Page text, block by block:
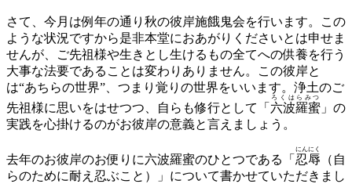
さて、今月は例年の通り秋の彼岸施餓鬼会を行います。この
ような状況ですから是非本堂におあがりくださいとは申せま
せんが、ご先祖様や生きとし生けるもの全てへの供養を行う
大事な法要であることは変わりありません。この彼岸と
は“あちらの世界”、つまり覚りの世界をいいます。浄土のご
先祖様に思いをはせつつ、自らも修行として「 六波羅蜜
ろくはらみつ
」の
実践を心掛けるのがお彼岸の意義と言えましょう。
去年のお彼岸のお便りに六波羅蜜のひとつである「 忍辱
にんにく
（自
らのために耐え忍ぶこと）」について書かせていただきまし